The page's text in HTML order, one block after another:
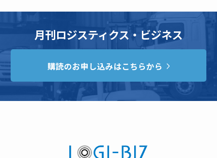
月刊ロジスティクス・ビジネス
購読のお申し込みはこちらから